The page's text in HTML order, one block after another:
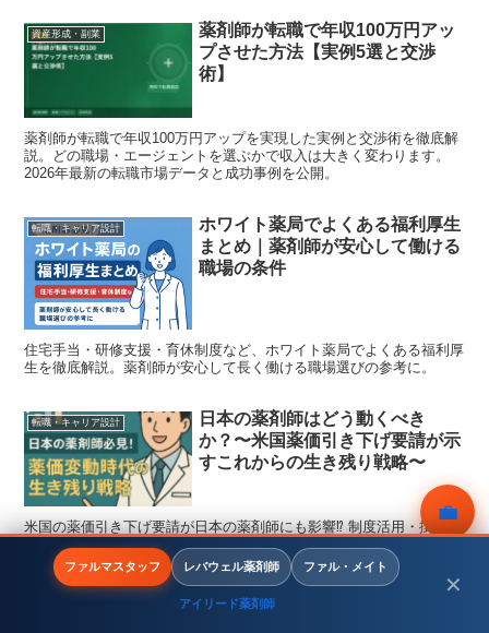
資産形成・副業
薬剤師が転職で年収100万円アッ
プさせた方法【実例5選と交渉
術】
薬剤師が転職で年収100万円アップを実現した実例と交渉術を徹底解
説。どの職場・エージェントを選ぶかで収入は大きく変わります。
2026年最新の転職市場データと成功事例を公開。
転職・キャリア設計
ホワイト薬局でよくある福利厚生
まとめ｜薬剤師が安心して働ける
職場の条件
住宅手当・研修支援・育休制度など、ホワイト薬局でよくある福利厚
生を徹底解説。薬剤師が安心して長く働ける職場選びの参考に。
転職・キャリア設計
日本の薬剤師はどう動くべき
か？〜米国薬価引き下げ要請が示
すこれからの生き残り戦略〜
米国の薬価引き下げ要請が日本の薬剤師にも影響⁉ 制度活用・掛け算
スキル・キャリア多様化で収入と将来を守る方法を解説します。
労災病院の薬剤師の年収・評判
ファルマスタッフ レバウェル薬剤師 ファル・メイト
アイリード薬剤師
✕
💼